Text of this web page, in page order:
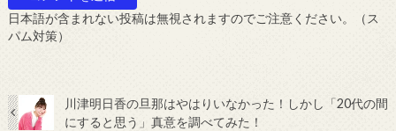
日本語が含まれない投稿は無視されますのでご注意ください。（ス
パム対策）
川津明日香の旦那はやはりいなかった！しかし「20代の間
にすると思う」真意を調べてみた！